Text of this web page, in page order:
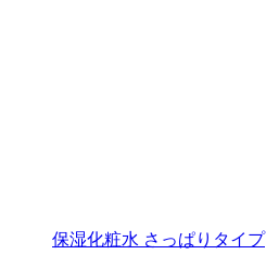
保湿化粧水 さっぱりタイプ